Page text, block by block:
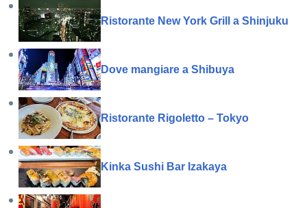
Ristorante New York Grill a Shinjuku
Dove mangiare a Shibuya
Ristorante Rigoletto – Tokyo
Kinka Sushi Bar Izakaya